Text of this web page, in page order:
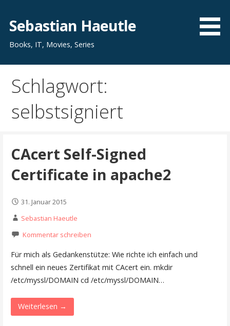
Inhalt
springen
Sebastian Haeutle
Books, IT, Movies, Series
Schlagwort:
selbstsigniert
CAcert Self-Signed
Certificate in apache2
31. Januar 2015
Sebastian Haeutle
Kommentar schreiben
Für mich als Gedankenstütze: Wie richte ich einfach und
schnell ein neues Zertifikat mit CAcert ein. mkdir
/etc/myssl/DOMAIN cd /etc/myssl/DOMAIN…
Weiterlesen →